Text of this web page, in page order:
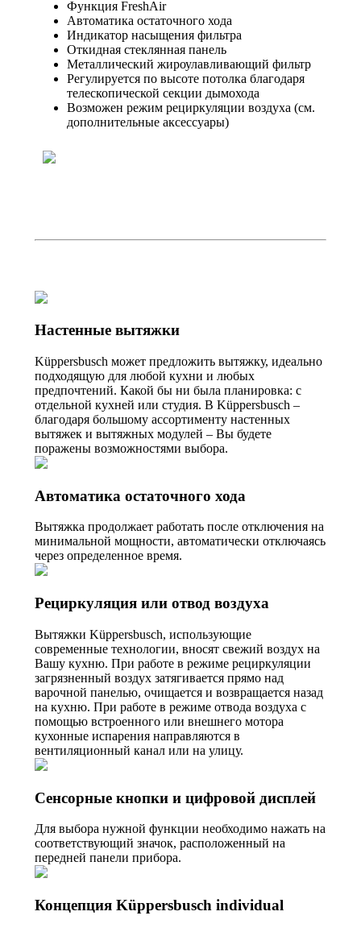
Функция FreshAir
Автоматика остаточного хода
Индикатор насыщения фильтра
Откидная стеклянная панель
Металлический жироулавливающий фильтр
Регулируется по высоте потолка благодаря
телескопической секции дымохода
Возможен режим рециркуляции воздуха (см.
дополнительные аксессуары)
Настенные вытяжки
Küppersbusch может предложить вытяжку, идеально
подходящую для любой кухни и любых
предпочтений. Какой бы ни была планировка: с
отдельной кухней или студия. В Küppersbusch –
благодаря большому ассортименту настенных
вытяжек и вытяжных модулей – Вы будете
поражены возможностями выбора.
Автоматика остаточного хода
Вытяжка продолжает работать после отключения на
минимальной мощности, автоматически отключаясь
через определенное время.
Рециркуляция или отвод воздуха
Вытяжки Küppersbusch, использующие
современные технологии, вносят свежий воздух на
Вашу кухню. При работе в режиме рециркуляции
загрязненный воздух затягивается прямо над
варочной панелью, очищается и возвращается назад
на кухню. При работе в режиме отвода воздуха с
помощью встроенного или внешнего мотора
кухонные испарения направляются в
вентиляционный канал или на улицу.
Сенсорные кнопки и цифровой дисплей
Для выбора нужной функции необходимо нажать на
соответствующий значок, расположенный на
передней панели прибора.
Концепция Küppersbusch individual